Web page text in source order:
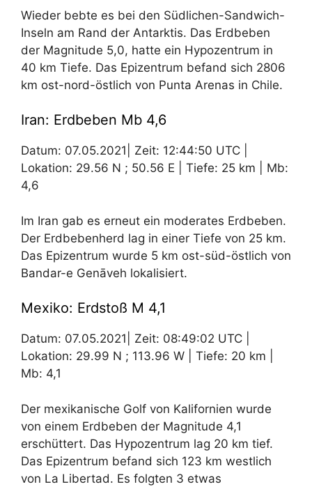
Wieder bebte es bei den Südlichen-Sandwich-
Inseln am Rand der Antarktis. Das Erdbeben
der Magnitude 5,0, hatte ein Hypozentrum in
40 km Tiefe. Das Epizentrum befand sich 2806
km ost-nord-östlich von Punta Arenas in Chile.
Iran: Erdbeben Mb 4,6
Datum: 07.05.2021| Zeit: 12:44:50 UTC |
Lokation: 29.56 N ; 50.56 E | Tiefe: 25 km | Mb:
4,6
Im Iran gab es erneut ein moderates Erdbeben.
Der Erdbebenherd lag in einer Tiefe von 25 km.
Das Epizentrum wurde 5 km ost-süd-östlich von
Bandar-e Genāveh lokalisiert.
Mexiko: Erdstoß M 4,1
Datum: 07.05.2021| Zeit: 08:49:02 UTC |
Lokation: 29.99 N ; 113.96 W | Tiefe: 20 km |
Mb: 4,1
Der mexikanische Golf von Kalifornien wurde
von einem Erdbeben der Magnitude 4,1
erschüttert. Das Hypozentrum lag 20 km tief.
Das Epizentrum befand sich 123 km westlich
von La Libertad. Es folgten 3 etwas